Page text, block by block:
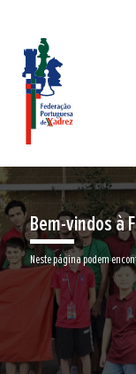
Bem-vindos à
Neste página podem